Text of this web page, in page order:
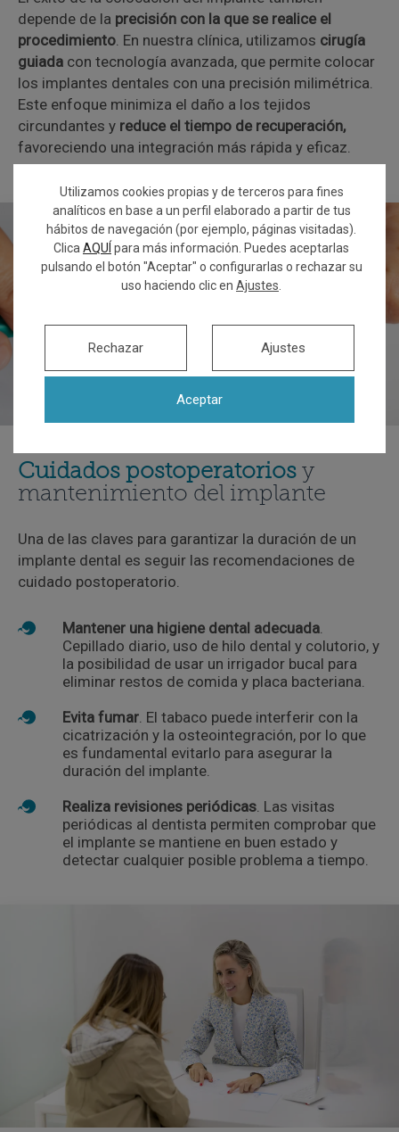
depende de la precisión con la que se realice el
procedimiento. En nuestra clínica, utilizamos cirugía
guiada con tecnología avanzada, que permite colocar
los implantes dentales con una precisión milimétrica.
Este enfoque minimiza el daño a los tejidos
circundantes y reduce el tiempo de recuperación,
favoreciendo una integración más rápida y eficaz.
Cuidados postoperatorios y
mantenimiento del implante
Una de las claves para garantizar la duración de un
implante dental es seguir las recomendaciones de
cuidado postoperatorio.
Mantener una higiene dental adecuada.
Cepillado diario, uso de hilo dental y colutorio, y
la posibilidad de usar un irrigador bucal para
eliminar restos de comida y placa bacteriana.
Evita fumar. El tabaco puede interferir con la
cicatrización y la osteointegración, por lo que
es fundamental evitarlo para asegurar la
duración del implante.
Realiza revisiones periódicas. Las visitas
periódicas al dentista permiten comprobar que
el implante se mantiene en buen estado y
detectar cualquier posible problema a tiempo.
Utilizamos cookies propias y de terceros para fines
analíticos en base a un perfil elaborado a partir de tus
hábitos de navegación (por ejemplo, páginas visitadas).
Clica AQUÍ para más información. Puedes aceptarlas
pulsando el botón "Aceptar" o configurarlas o rechazar su
uso haciendo clic en Ajustes
Aceptar
Rechazar Ajustes